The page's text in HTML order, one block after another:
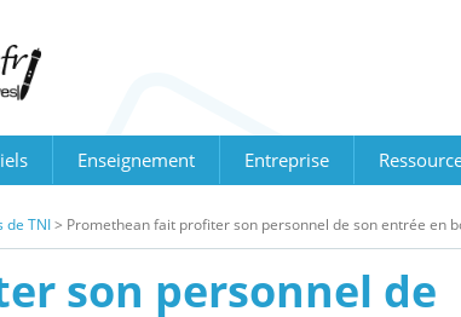
Enseignement Entreprise
de TNI> Promethean fait profiter son personnel de son entrée en
son personnel de